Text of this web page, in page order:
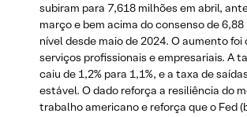
subiram para 7,618 milhões em abril,
março e bem acima do consenso de
nível desde maio de 2024. O aumento
serviços profissionais e empresariais. A
caiu de 1,2% para 1,1%, e a taxa de
estável. O dado reforça a resiliência do
trabalho americano e reforça que o Fed